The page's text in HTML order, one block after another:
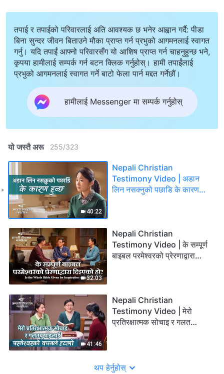
तपाई र तपाईको परिवारलाई अति आवश्यक छ भनेर आह्वान गर्दै: पीडा
बिना सुन्दर जीवन बिताउने मौका प्राप्त गर्न प्रभुको आगमनलाई स्वागत
गर्नु। यदि तपाईं आफ्नो परिवारसँग यो आशिष प्राप्त गर्न चाहनुहुन्छ भने,
कृपया हामीलाई सम्पर्क गर्न बटन क्लिक गर्नुहोस्। हामी तपाईंलाई
प्रभुको आगमनलाई स्वागत गर्ने बाटो फेला पार्न मद्दत गर्नेछौं।
हामीलाई Messenger मा सम्पर्क गर्नुहोस्
यो जस्तै अरू 255/323
40:22
Nepali Christian
Testimony Video | अडान
लिन नसक्नुको पछाडि के कारण
32:03
Nepali Christian
Testimony Video | के सम्पूर्ण
बाइबल परमेश्‍वरको प्रेरणाद्वारा
41:46
Nepali Christian
Testimony Video | मेरो
प्रतिरक्षात्मक सोचाइ र गलत
थप हेर्नुहोस्